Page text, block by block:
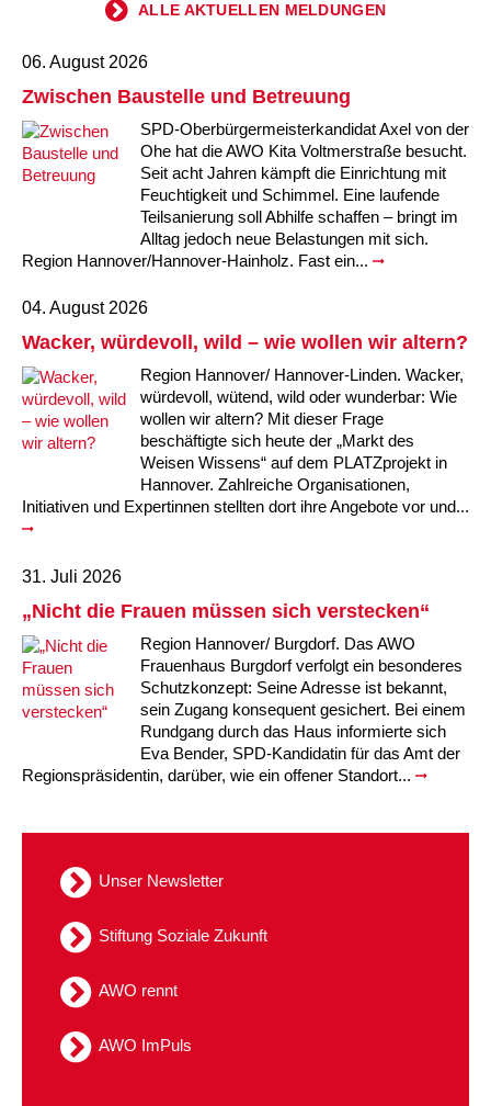
ALLE AKTUELLEN MELDUNGEN
06. August 2026
Zwischen Baustelle und Betreuung
SPD-Oberbürgermeisterkandidat Axel von der
Ohe hat die AWO Kita Voltmerstraße besucht.
Seit acht Jahren kämpft die Einrichtung mit
Feuchtigkeit und Schimmel. Eine laufende
Teilsanierung soll Abhilfe schaffen – bringt im
Alltag jedoch neue Belastungen mit sich.
Region Hannover/Hannover-Hainholz. Fast ein...
04. August 2026
Wacker, würdevoll, wild – wie wollen wir altern?
Region Hannover/ Hannover-Linden. Wacker,
würdevoll, wütend, wild oder wunderbar: Wie
wollen wir altern? Mit dieser Frage
beschäftigte sich heute der „Markt des
Weisen Wissens“ auf dem PLATZprojekt in
Hannover. Zahlreiche Organisationen,
Initiativen und Expertinnen stellten dort ihre Angebote vor und...
31. Juli 2026
„Nicht die Frauen müssen sich verstecken“
Region Hannover/ Burgdorf. Das AWO
Frauenhaus Burgdorf verfolgt ein besonderes
Schutzkonzept: Seine Adresse ist bekannt,
sein Zugang konsequent gesichert. Bei einem
Rundgang durch das Haus informierte sich
Eva Bender, SPD-Kandidatin für das Amt der
Regionspräsidentin, darüber, wie ein offener Standort...
Unser Newsletter
Stiftung Soziale Zukunft
AWO rennt
AWO ImPuls